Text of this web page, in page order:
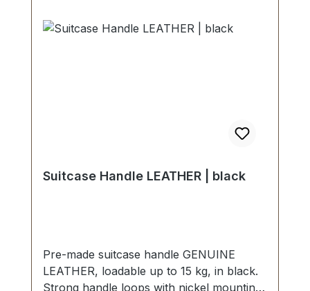
Suitcase Handle LEATHER | black
Pre-made suitcase handle GENUINE
LEATHER, loadable up to 15 kg, in black.
Strong handle loops with nickel mounting